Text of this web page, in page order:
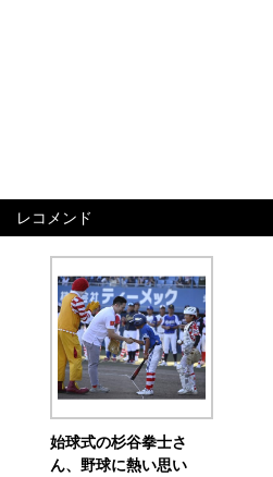
レコメンド
始球式の杉谷拳士さ
ん、野球に熱い思い